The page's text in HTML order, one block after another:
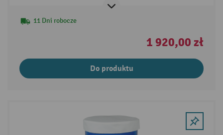
11 Dni robocze
1 920,00 zł
Do produktu